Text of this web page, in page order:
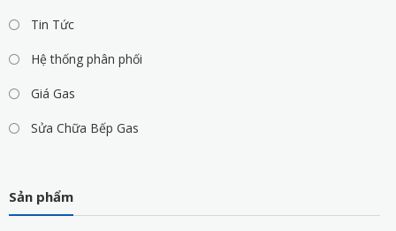
Tin Tức
Hệ thống phân phối
Giá Gas
Sửa Chữa Bếp Gas
Sản phẩm